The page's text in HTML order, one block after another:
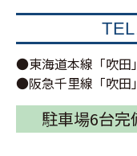
●東海道本線「吹
●阪急千里線「吹
駐車場6台完